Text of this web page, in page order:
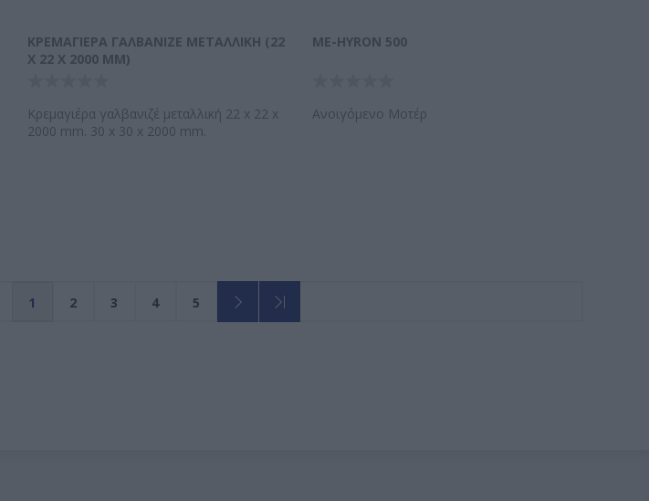
ΚΡΕΜΑΓΙΈΡΑ ΓΑΛΒΑΝΙΖΈ ΜΕΤΑΛΛΙΚΉ (22
X 22 X 2000 MM)
Κρεμαγιέρα γαλβανιζέ μεταλλική 22 x 22 x
2000 mm. 30 x 30 x 2000 mm.
ME-HYRON 500
Ανοιγόμενο Μοτέρ
1 2 3 4 5